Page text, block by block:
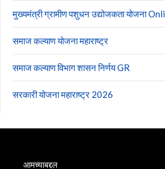
मुख्यमंत्री ग्रामीण पशुधन उद्योजकता योजना
समाज कल्याण योजना महाराष्ट्र
समाज कल्याण विभाग शासन निर्णय GR
सरकारी योजना महाराष्ट्र 2026
आमच्याबद्दल